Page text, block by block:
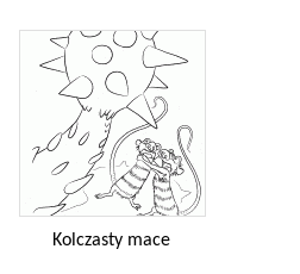
Kolczasty mace